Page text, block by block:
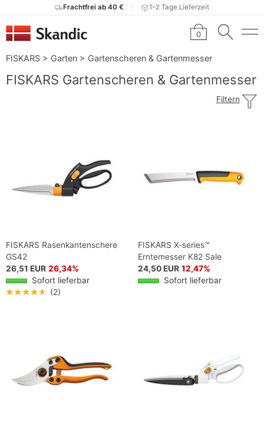
Frachtfrei ab 40 € 1–2 Tage Lieferzeit
0
FISKARS > Garten > Gartenscheren & Gartenmesser
FISKARS Gartenscheren & Gartenmesser
Filtern
FISKARS Rasenkantenschere
GS42
26,51 EUR 26,34%
Sofort lieferbar
★★★★★ (2)
FISKARS X-series™
Erntemesser K82 Sale
24,50 EUR 12,47%
Sofort lieferbar